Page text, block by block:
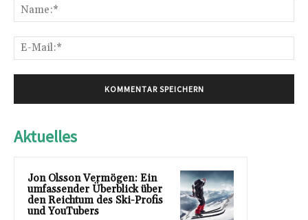
Aktuelles
Jon Olsson Vermögen: Ein
umfassender Überblick über
den Reichtum des Ski-Profis
und YouTubers